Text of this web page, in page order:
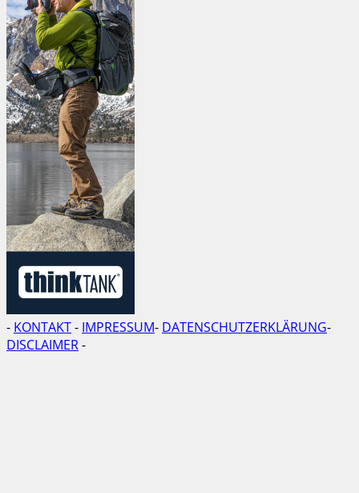
- KONTAKT- IMPRESSUM- DATENSCHUTZERKLÄRUNG-
DISCLAIMER-